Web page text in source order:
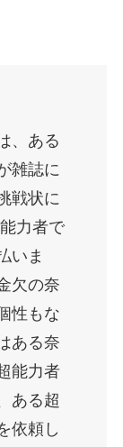
、ある
雑誌に
戦状に
力者で
いま
欠の奈
性もな
ある奈
能力者
ある超
依頼し